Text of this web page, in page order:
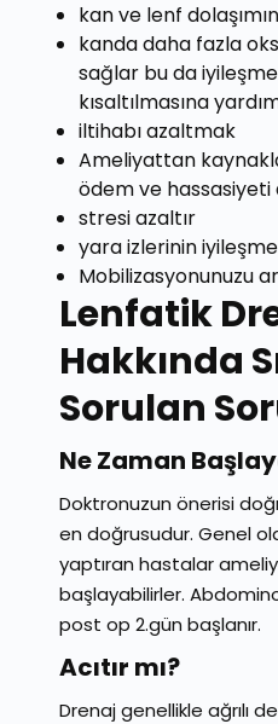
kan ve lenf
kanda daha fazla
sağlar bu da
kısaltılmasına
iltihabı azaltmak
Ameliyattan
ödem ve hassasiyeti
stresi azaltır
yara izlerinin
Mobilizasyonunuzu
Lenfatik
Hakkında
Sorulan
Ne Zaman
Doktronuzun önerisi
en doğrusudur. Genel
yaptıran hastalar
başlayabilirler.
post op 2.gün başlanır.
Acıtır mı?
Drenaj genellikle ağrılı